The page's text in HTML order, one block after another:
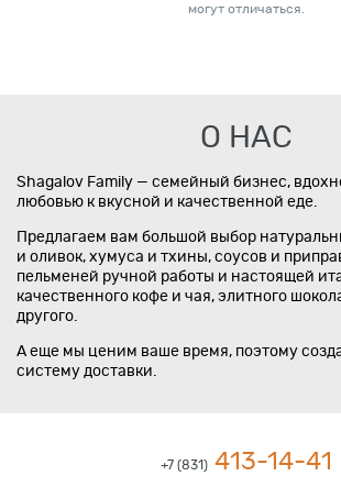
могут отличаться.
О НАС
Shagalov Family — семейный бизнес,
любовью к вкусной и качественной еде.
Предлагаем вам большой выбор
и оливок, хумуса и тхины, соусов и
пельменей ручной работы и настоящей
качественного кофе и чая, элитного
другого.
А еще мы ценим ваше время, поэтому
систему доставки.
+7 (831) 413-14-41